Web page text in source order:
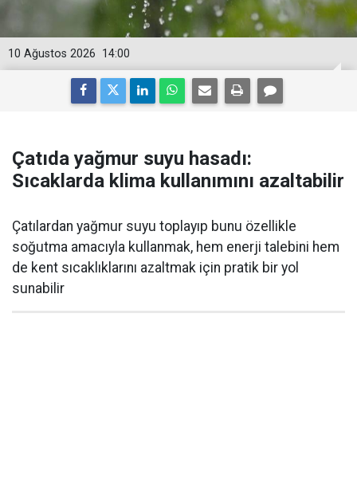
14:00
10 Ağustos 2026
Çatıda yağmur suyu hasadı:
Sıcaklarda klima kullanımını azaltabilir
Çatılardan yağmur suyu toplayıp bunu özellikle
soğutma amacıyla kullanmak, hem enerji talebini hem
de kent sıcaklıklarını azaltmak için pratik bir yol
sunabilir